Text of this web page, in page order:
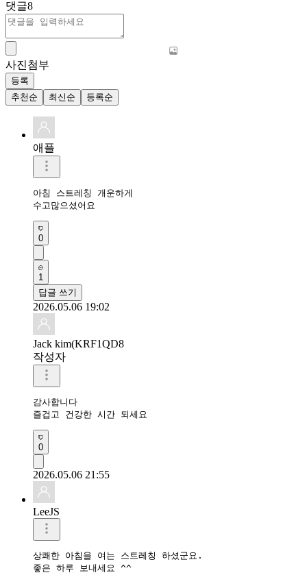
댓글8
사진첨부
등록
추천순
최신순 등록순
애플
아침 스트레칭 개운하게
수고많으셨어요
0
1
답글 쓰기
2026.05.06 19:02
Jack kim(KRF1QD8
작성자
감사합니다
즐겁고 건강한 시간 되세요
0
2026.05.06 21:55
LeeJS
상쾌한 아침을 여는 스트레칭 하셨군요.
좋은 하루 보내세요 ^^